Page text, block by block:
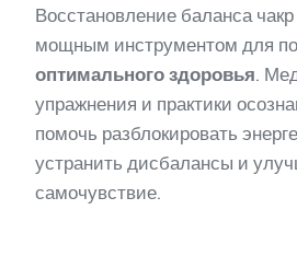
Восстановление баланса
мощным инструментом для
оптимального здоровья.
упражнения и практики
помочь разблокировать
устранить дисбалансы и
самочувствие.